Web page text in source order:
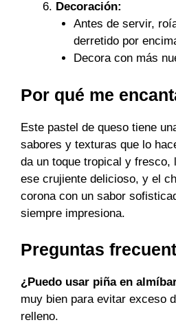
Decoración:
Antes de servir,
derretido por
Decora con más
Por qué me
Este pastel de queso tiene
sabores y texturas que lo
da un toque tropical y fresco,
ese crujiente delicioso, y el
corona con un sabor
siempre impresiona.
Preguntas
¿Puedo usar piña en
muy bien para evitar exceso
relleno.